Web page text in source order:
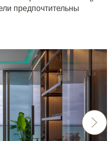
предпочтительны